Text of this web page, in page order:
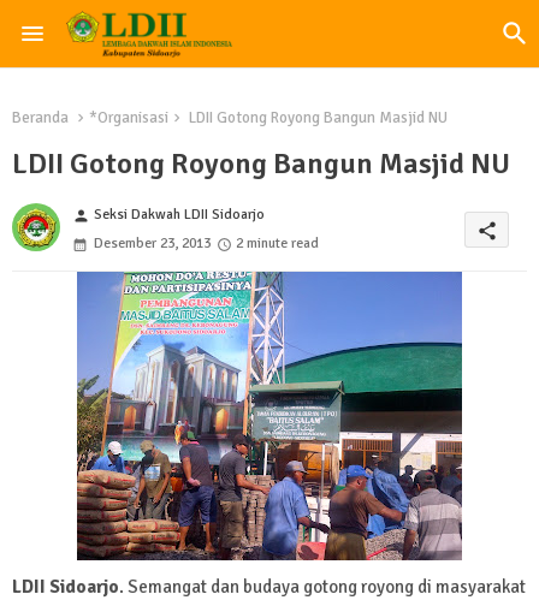
Beranda *Organisasi LDII Gotong Royong Bangun Masjid NU
LDII Gotong Royong Bangun Masjid NU
person Seksi Dakwah LDII Sidoarjo
Desember 23, 2013
2 minute read
share
LDII Sidoarjo. Semangat dan budaya gotong royong di masyarakat